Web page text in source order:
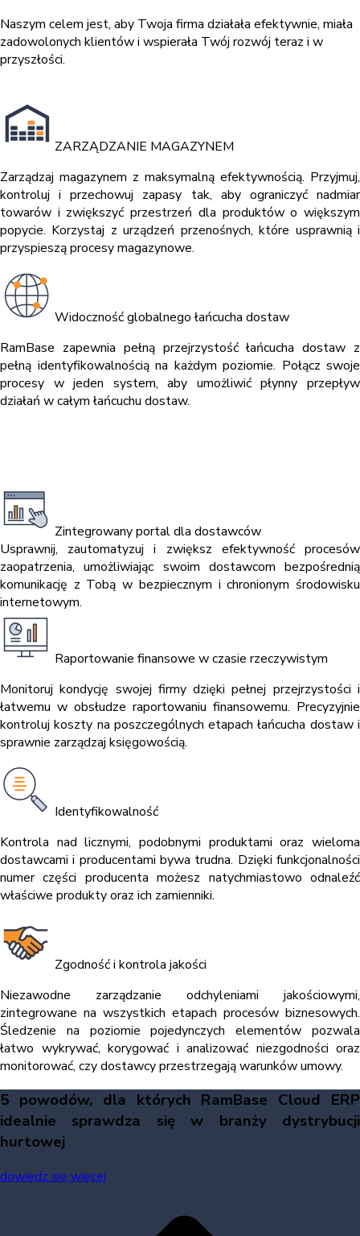
Naszym celem jest, aby Twoja firma działała efektywnie, miała
zadowolonych klientów i wspierała Twój rozwój teraz i w
przyszłości.
ZARZĄDZANIE MAGAZYNEM
Zarządzaj magazynem z maksymalną efektywnością. Przyjmuj,
kontroluj i przechowuj zapasy tak, aby ograniczyć nadmiar
towarów i zwiększyć przestrzeń dla produktów o większym
popycie. Korzystaj z urządzeń przenośnych, które usprawnią i
przyspieszą procesy magazynowe.
Widoczność globalnego łańcucha dostaw
RamBase zapewnia pełną przejrzystość łańcucha dostaw z
pełną identyfikowalnością na każdym poziomie. Połącz swoje
procesy w jeden system, aby umożliwić płynny przepływ
działań w całym łańcuchu dostaw.
Zintegrowany portal dla dostawców
Usprawnij, zautomatyzuj i zwiększ efektywność procesów
zaopatrzenia, umożliwiając swoim dostawcom bezpośrednią
komunikację z Tobą w bezpiecznym i chronionym środowisku
internetowym.
Raportowanie finansowe w czasie rzeczywistym
Monitoruj kondycję swojej firmy dzięki pełnej przejrzystości i
łatwemu w obsłudze raportowaniu finansowemu. Precyzyjnie
kontroluj koszty na poszczególnych etapach łańcucha dostaw i
sprawnie zarządzaj księgowością.
Identyfikowalność
Kontrola nad licznymi, podobnymi produktami oraz wieloma
dostawcami i producentami bywa trudna. Dzięki funkcjonalności
numer części producenta możesz natychmiastowo odnaleźć
właściwe produkty oraz ich zamienniki.
Zgodność i kontrola jakości
Niezawodne zarządzanie odchyleniami jakościowymi,
zintegrowane na wszystkich etapach procesów biznesowych.
Śledzenie na poziomie pojedynczych elementów pozwala
łatwo wykrywać, korygować i analizować niezgodności oraz
monitorować, czy dostawcy przestrzegają warunków umowy.
5 powodów, dla których RamBase Cloud ERP
idealnie sprawdza się w branży dystrybucji
hurtowej
dowiedz się więcej